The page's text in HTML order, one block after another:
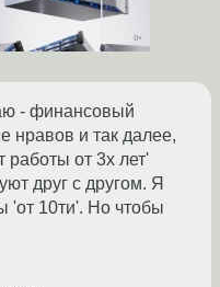
- финансовый
нравов и так далее,
работы от 3х лет'
друг с другом. Я
'от 10ти'. Но чтобы